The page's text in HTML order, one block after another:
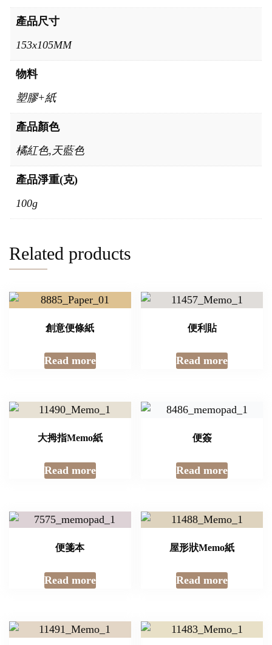
產品尺寸
153x105MM
物料
塑膠+紙
產品顏色
橘紅色,天藍色
產品淨重(克)
100g
Related products
創意便條紙
Read more
便利貼
Read more
大拇指Memo紙
Read more
便簽
Read more
便箋本
Read more
屋形狀Memo紙
Read more